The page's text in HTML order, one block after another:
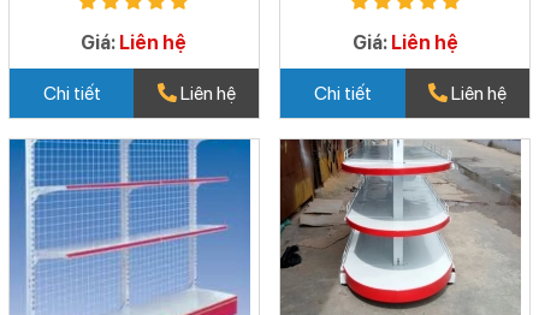
Giá: Liên hệ
Chi tiết Liên hệ
Giá: Liên hệ
Chi tiết Liên hệ